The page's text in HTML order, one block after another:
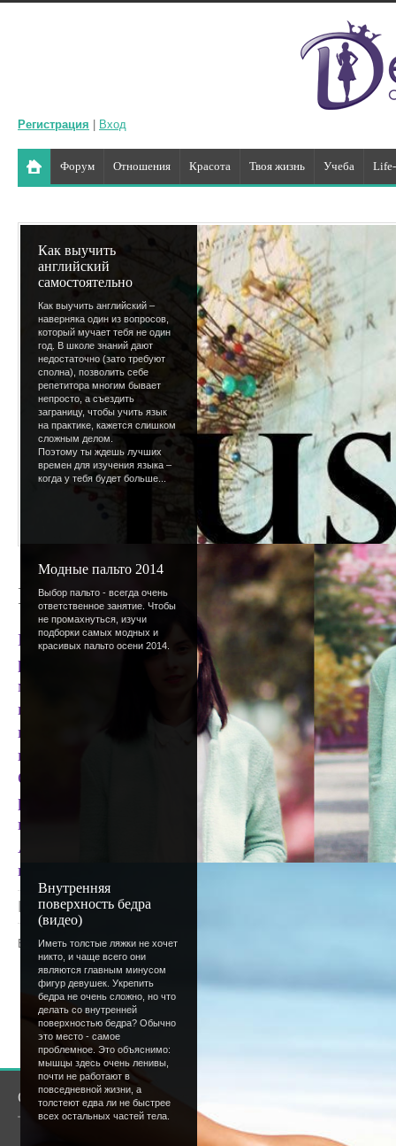
Регистрация Вход
Форум Отношения Красота Твоя жизнь Учеба
Как выучить
английский
самостоятельно
Как выучить английский –
наверняка один из вопросов,
который мучает тебя не один
год. В школе знаний дают
недостаточно (зато требуют
сполна), позволить себе
репетитора многим бывает
непросто, а съездить
заграницу, чтобы учить язык
на практике, кажется слишком
сложным делом.
Поэтому ты ждешь лучших
времен для изучения языка –
когда у тебя будет больше...
Модные пальто 2014
Выбор пальто - всегда очень
ответственное занятие. Чтобы
не промахнуться, изучи
подборки самых модных и
красивых пальто осени 2014.
Внутренняя
поверхность бедра
(видео)
Иметь толстые ляжки не хочет
никто, и чаще всего они
являются главным минусом
фигур девушек. Укрепить
бедра не очень сложно, но что
делать со внутренней
поверхностью бедра? Обычно
это место - самое
проблемное. Это объяснимо:
мышцы здесь очень ленивы,
почти не работают в
повседневной жизни, а
толстеют едва ли не быстрее
всех остальных частей тела.
Последний день лета
Вот и еще одно лето подошло к концу. Конечно,
расстройства - еще бы, больше никаких теплых
мини-шорт (а так же мини-юбок, мини-топов и
приключений. Но вместо того, чтобы грустить
подвести его итоги (доставай свой огромный
готовиться к новому учебному году, который
Сейчас нам предстоит пройти своеобразную
раньше, собираться быстрее и одеваться теплее.
проходили, так что можно не беспокоится.
А особо скорбящим по лету барышням стоит
не последнее.;)
Просмотров: 1143 |
Всего комментариев:0
Добавлять комментарии могут
О сайте